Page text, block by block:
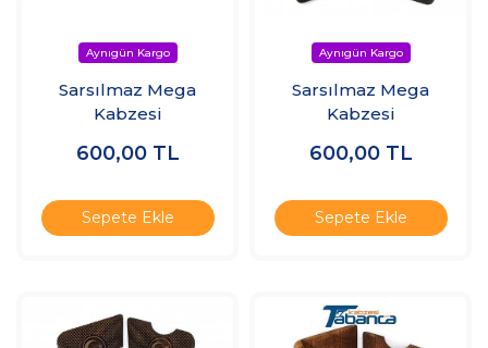
Sarsılmaz Mega
Kabzesi
600,00 TL
Sepete Ekle
Sarsılmaz Mega
Kabzesi
600,00 TL
Sepete Ekle